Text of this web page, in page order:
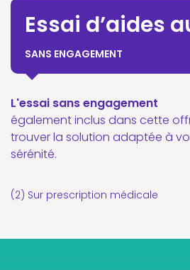
Essai d’aides
SANS ENGAGEMENT
L'essai sans engagement
également inclus dans cette
trouver la solution adaptée à
sérénité.
(2) Sur prescription médicale